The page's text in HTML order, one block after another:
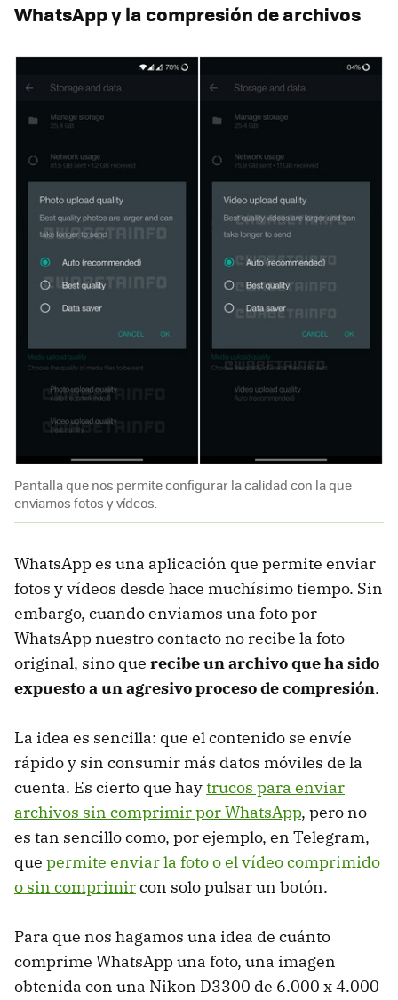
WhatsApp y la compresión de archivos
Pantalla que nos permite configurar la calidad con la que
enviamos fotos y vídeos.
WhatsApp es una aplicación que permite enviar
fotos y vídeos desde hace muchísimo tiempo. Sin
embargo, cuando enviamos una foto por
WhatsApp nuestro contacto no recibe la foto
original, sino que recibe un archivo que ha sido
expuesto a un agresivo proceso de compresión.
La idea es sencilla: que el contenido se envíe
rápido y sin consumir más datos móviles de la
cuenta. Es cierto que haytrucos para enviar
archivos sin comprimir por WhatsApp, pero no
es tan sencillo como, por ejemplo, en Telegram,
que permite enviar la foto o el vídeo comprimido
o sin comprimircon solo pulsar un botón.
Para que nos hagamos una idea de cuánto
comprime WhatsApp una foto, una imagen
obtenida con una Nikon D3300 de 6.000 x 4.000